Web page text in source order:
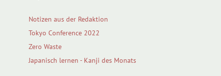
Notizen aus der Redaktion
Tokyo Conference 2022
Zero Waste
Japanisch lernen - Kanji des Monats